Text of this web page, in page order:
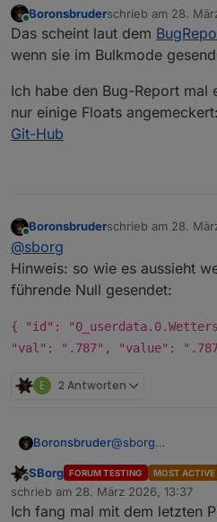
2026-03-27
2026-03-27
Online
Boronsbruderschrieb am 28.
zuletzt editiert von
Das scheint laut dem
wenn sie im Bulkmode
Ich habe den Bug-Report mal
nur einige Floats angemeckert:
Git-Hub
Online
Boronsbruderschrieb am 28.
zuletzt editiert von
@sborg
Hinweis: so wie es aussieht
führende Null gesendet:
{ "id":
"val": ".787", "value":
E 2 Antworten
Boronsbruder@sborg
ohne führende
{ "id":
he", "val":
Offline
SBorg FORUM TESTING MOST ACTIVE
schrieb am 28. März 2026, 13:37
zuletzt editiert von
Ich fang mal mit dem letzten